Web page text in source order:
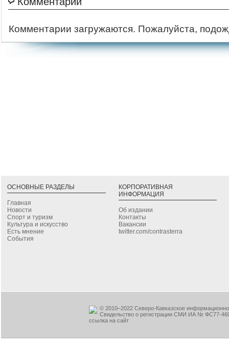
Комментарии загружаются. Пожалуйста,
ОСНОВНЫЕ РАЗДЕЛЫ
Главная
Новости
Спорт и туризм
Культура и искусство
Есть мнение
События
КОРПОРАТИВНАЯ
ИНФОРМАЦИЯ
Об издании
Контакты
Вакансии
twitter.com/contrasterra
© 2010–2022 Северо-Кавказское
Свидельство о регистрации СМИ ИА № ФС77-
ссылка на сайт